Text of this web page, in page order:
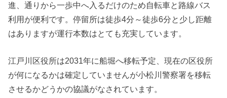
進、通りから一歩中へ入るだけのため自転車と路線バス
利用が便利です。停留所は徒歩4分～徒歩6分と少し距離
はありますが運行本数はとても充実しています。
江戸川区役所は2031年に船堀へ移転予定、現在の区役所
が何になるかは確定していませんが小松川警察署を移転
させるかどうかの協議がなされています。